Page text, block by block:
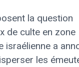
la question
de culte en zone
israélienne a
les